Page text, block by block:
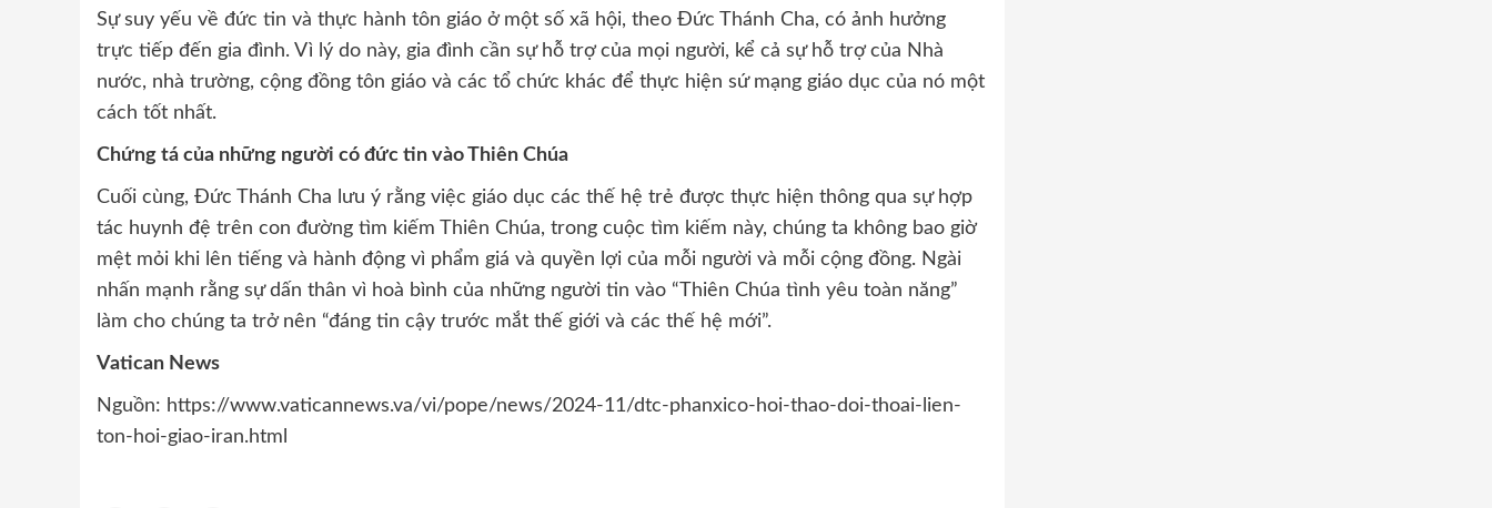
Sự suy yếu về đức tin và thực hành tôn giáo ở một số xã hội, theo Đức Thánh Cha, có ảnh hưởng
trực tiếp đến gia đình. Vì lý do này, gia đình cần sự hỗ trợ của mọi người, kể cả sự hỗ trợ của Nhà
nước, nhà trường, cộng đồng tôn giáo và các tổ chức khác để thực hiện sứ mạng giáo dục của nó một
cách tốt nhất.
Chứng tá của những người có đức tin vào Thiên Chúa
Cuối cùng, Đức Thánh Cha lưu ý rằng việc giáo dục các thế hệ trẻ được thực hiện thông qua sự hợp
tác huynh đệ trên con đường tìm kiếm Thiên Chúa, trong cuộc tìm kiếm này, chúng ta không bao giờ
mệt mỏi khi lên tiếng và hành động vì phẩm giá và quyền lợi của mỗi người và mỗi cộng đồng. Ngài
nhấn mạnh rằng sự dấn thân vì hoà bình của những người tin vào “Thiên Chúa tình yêu toàn năng”
làm cho chúng ta trở nên “đáng tin cậy trước mắt thế giới và các thế hệ mới”.
Vatican News
Nguồn: https://www.vaticannews.va/vi/pope/news/2024-11/dtc-phanxico-hoi-thao-doi-thoai-lien-
ton-hoi-giao-iran.html